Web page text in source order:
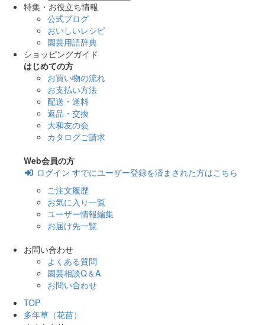
特集・お役立ち情報
公式ブログ
おいしいレシピ
園芸用語辞典
ショッピングガイド
はじめての方
お買い物の流れ
お支払い方法
配送・送料
返品・交換
大和友の会
カタログご請求
Web会員の方
ログイン すでにユーザー登録を済まされた方はこちら
ご注文履歴
お気に入り一覧
ユーザー情報編集
お届け先一覧
お問い合わせ
よくある質問
園芸相談Q＆A
お問い合わせ
TOP
多年草（花苗）